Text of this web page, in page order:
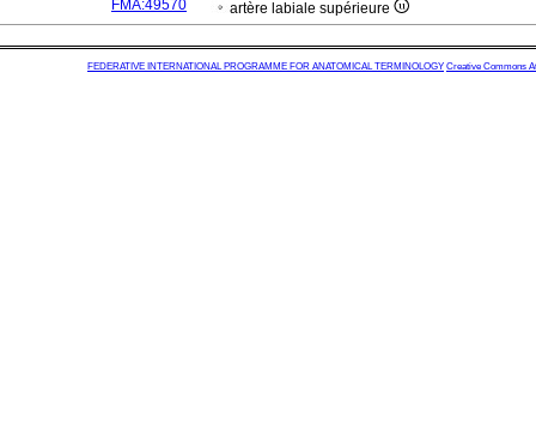
FMA:49570
artère labiale supérieure
FEDERATIVE INTERNATIONAL PROGRAMME FOR ANATOMICAL TERMINOLOGY Creative Commons